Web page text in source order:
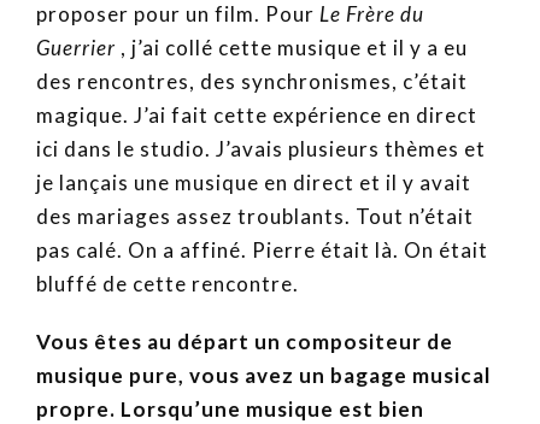
proposer pour un film. Pour Le Frère du
Guerrier , j’ai collé cette musique et il y a eu
des rencontres, des synchronismes, c’était
magique. J’ai fait cette expérience en direct
ici dans le studio. J’avais plusieurs thèmes et
je lançais une musique en direct et il y avait
des mariages assez troublants. Tout n’était
pas calé. On a affiné. Pierre était là. On était
bluffé de cette rencontre.
Vous êtes au départ un compositeur de
musique pure, vous avez un bagage musical
propre. Lorsqu’une musique est bien